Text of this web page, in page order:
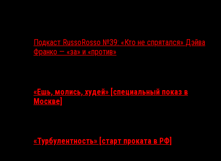
Подкаст RussoRosso №39: «Кто не спрятался» Дэйва
Франко — «за» и «против»
«Ешь, молись, худей» [специальный показ в
Москве]
«Турбулентность» [старт проката в РФ]